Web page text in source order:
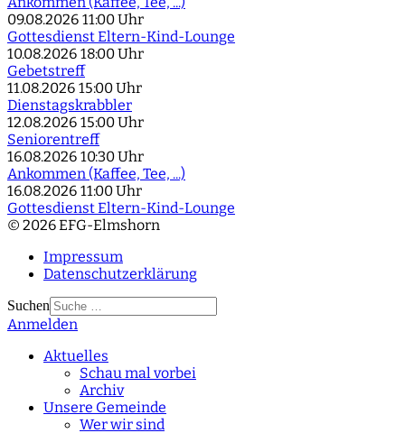
09.08.2026 11:00 Uhr
Gottesdienst Eltern-Kind-Lounge
10.08.2026 18:00 Uhr
Gebetstreff
11.08.2026 15:00 Uhr
Dienstagskrabbler
12.08.2026 15:00 Uhr
Seniorentreff
16.08.2026 10:30 Uhr
Ankommen (Kaffee, Tee, ...)
16.08.2026 11:00 Uhr
Gottesdienst Eltern-Kind-Lounge
© 2026 EFG-Elmshorn
Impressum
Datenschutzerklärung
Suchen
Type 2 or more
Anmelden
Aktuelles
Schau mal vorbei
Archiv
Unsere Gemeinde
Wer wir sind